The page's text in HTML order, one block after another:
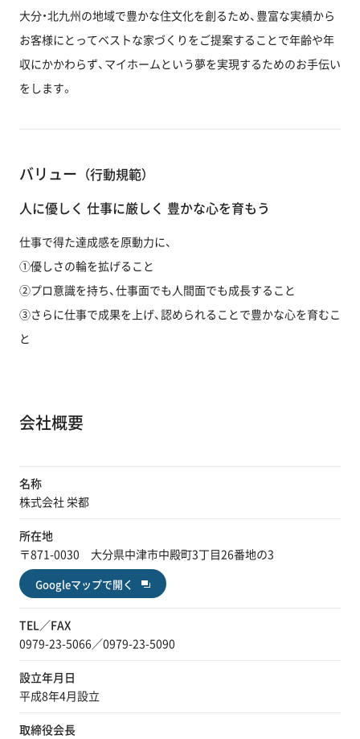
大分・北九州の地域で豊かな住文化を創るため、豊富な実績から
お客様にとってベストな家づくりをご提案することで年齢や年
収にかかわらず、マイホームという夢を実現するためのお手伝い
をします。
バリュー （行動規範）
人に優しく 仕事に厳しく 豊かな心を育もう
仕事で得た達成感を原動力に、
①優しさの輪を拡げること
②プロ意識を持ち、仕事面でも人間面でも成長すること
③さらに仕事で成果を上げ、認められることで豊かな心を育むこ
と
会社概要
名称
株式会社 栄都
所在地
〒871-0030 大分県中津市中殿町3丁目26番地の3
Googleマップで開く
TEL／FAX
0979-23-5066／0979-23-5090
設立年月日
平成8年4月設立
取締役会長